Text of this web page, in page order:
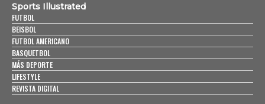
Sports Illustrated
FUTBOL
BEISBOL
FUTBOL AMERICANO
BASQUETBOL
MÁS DEPORTE
LIFESTYLE
REVISTA DIGITAL